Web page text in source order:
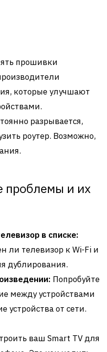
прошивки
которые улучшают
разрывается,
роутер. Возможно,
проблемы и их
в списке:
ли телевизор к Wi-Fi и
дублирования.
Попробуйте
между устройствами
устройства от сети.
ваш Smart TV для